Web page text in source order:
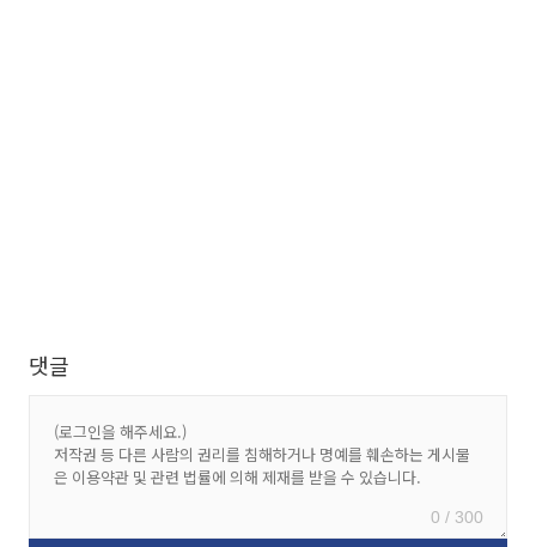
댓글
0 / 300